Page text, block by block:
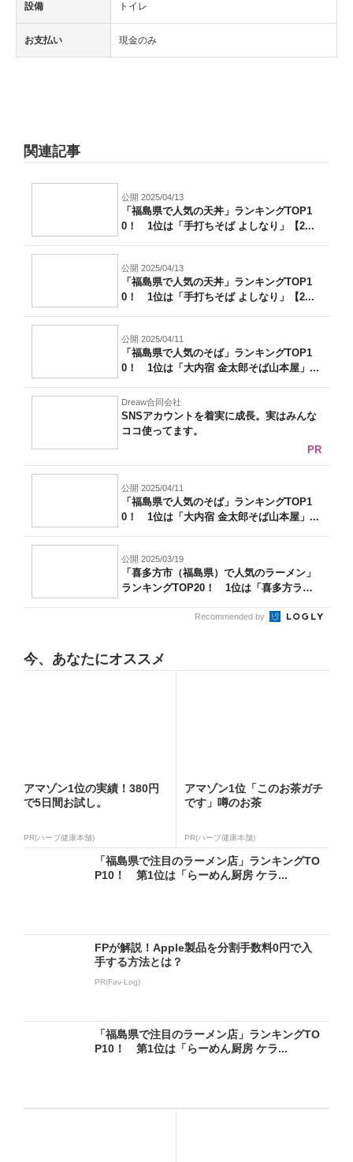
設備 トイレ
お支払い 現金のみ
関連記事
公開 2025/04/13
「福島県で人気の天丼」ランキングTOP1
0！ 1位は「手打ちそば よしなり」【2...
公開 2025/04/13
「福島県で人気の天丼」ランキングTOP1
0！ 1位は「手打ちそば よしなり」【2...
公開 2025/04/11
「福島県で人気のそば」ランキングTOP1
0！ 1位は「大内宿 金太郎そば山本屋」...
Dreaw合同会社
SNSアカウントを着実に成長。実はみんな
ココ使ってます。
PR
公開 2025/04/11
「福島県で人気のそば」ランキングTOP1
0！ 1位は「大内宿 金太郎そば山本屋」...
公開 2025/03/19
「喜多方市（福島県）で人気のラーメン」
ランキングTOP20！ 1位は「喜多方ラ
Recommended by
今、あなたにオススメ
アマゾン1位の実績！380円
で5日間お試し。
PR(ハーブ健康本舗)
アマゾン1位「このお茶ガチ
です」噂のお茶
PR(ハーブ健康本舗)
「福島県で注目のラーメン店」ランキングTO
P10！ 第1位は「らーめん厨房 ケラ...
FPが解説！Apple製品を分割手数料0円で入
手する方法とは？
PR(Fav-Log)
「福島県で注目のラーメン店」ランキングTO
P10！ 第1位は「らーめん厨房 ケラ...